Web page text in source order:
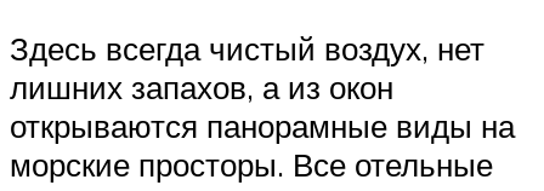
Здесь всегда чистый воздух, нет
лишних запахов, а из окон
открываются панорамные виды на
морские просторы. Все отельные